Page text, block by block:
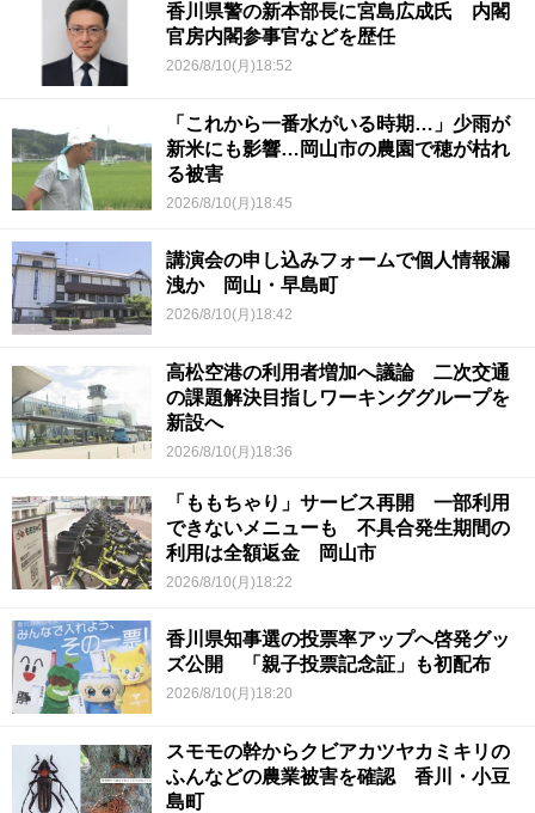
香川県警の新本部長に宮島広成氏 内閣
官房内閣参事官などを歴任
2026/8/10(月)18:52
「これから一番水がいる時期…」少雨が
新米にも影響…岡山市の農園で穂が枯れ
る被害
2026/8/10(月)18:45
講演会の申し込みフォームで個人情報漏
洩か 岡山・早島町
2026/8/10(月)18:42
高松空港の利用者増加へ議論 二次交通
の課題解決目指しワーキンググループを
新設へ
2026/8/10(月)18:36
「ももちゃり」サービス再開 一部利用
できないメニューも 不具合発生期間の
利用は全額返金 岡山市
2026/8/10(月)18:22
香川県知事選の投票率アップへ啓発グッ
ズ公開 「親子投票記念証」も初配布
2026/8/10(月)18:20
スモモの幹からクビアカツヤカミキリの
ふんなどの農業被害を確認 香川・小豆
島町